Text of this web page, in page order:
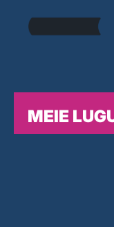
MEIE